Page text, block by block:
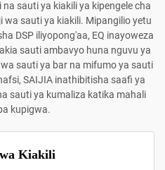
sauti ya kiakili ya kipengele cha
wa sauti ya kiakili. Mipangilio yetu
DSP iliyopong'aa, EQ inayoweza
sauti ambavyo huna nguvu ya
sauti ya bar na mifumo ya sauti
SAIJIA inathibitisha saafi ya
sauti ya kumaliza katika mahali
kupigwa.
Kiakili